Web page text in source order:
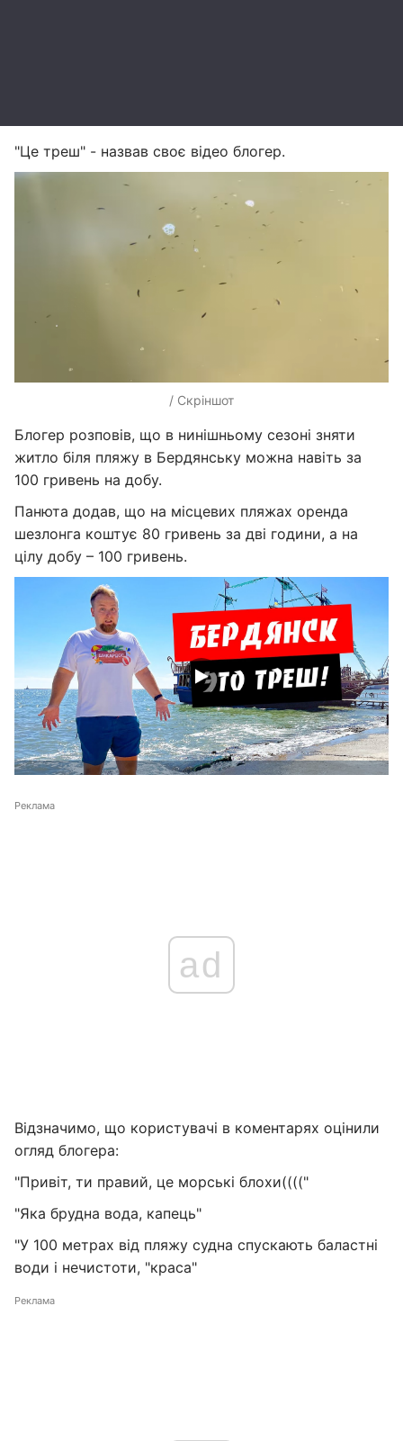
"Це треш" - назвав своє відео блогер.
/ Скріншот
Блогер розповів, що в нинішньому сезоні зняти
житло біля пляжу в Бердянську можна навіть за
100 гривень на добу.
Панюта додав, що на місцевих пляжах оренда
шезлонга коштує 80 гривень за дві години, а на
цілу добу – 100 гривень.
Реклама
ad
Відзначимо, що користувачі в коментарях оцінили
огляд блогера:
"Привіт, ти правий, це морські блохи(((("
"Яка брудна вода, капець"
"У 100 метрах від пляжу судна спускають баластні
води і нечистоти, "краса"
Реклама